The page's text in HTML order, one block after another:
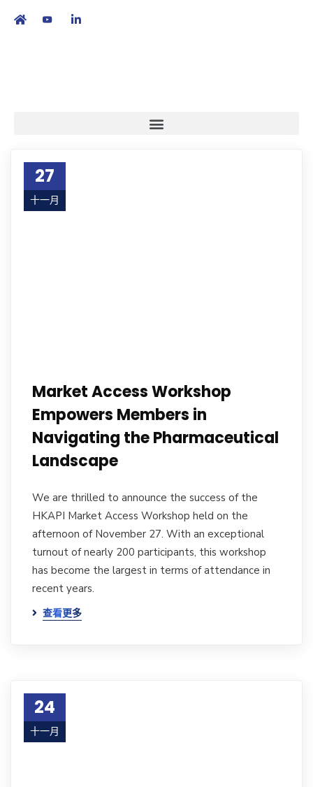
27
十一月
Market Access Workshop
Empowers Members in
Navigating the Pharmaceutical
Landscape
We are thrilled to announce the success of the
HKAPI Market Access Workshop held on the
afternoon of November 27. With an exceptional
turnout of nearly 200 participants, this workshop
has become the largest in terms of attendance in
recent years.
查看更多
24
十一月